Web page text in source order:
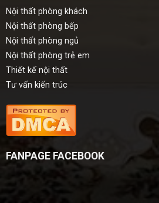
Nội thất phòng khách
Nội thất phòng bếp
Nội thất phòng ngủ
Nội thất phòng trẻ em
Thiết kế nội thất
Tư vấn kiến trúc
FANPAGE FACEBOOK